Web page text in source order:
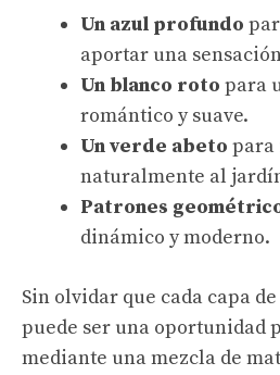
Un azul profundo
aportar una
Un blanco roto para
romántico y suave.
Un verde abeto para
naturalmente al
Patrones
dinámico y moderno.
Sin olvidar que cada capa
puede ser una oportunidad
mediante una mezcla de